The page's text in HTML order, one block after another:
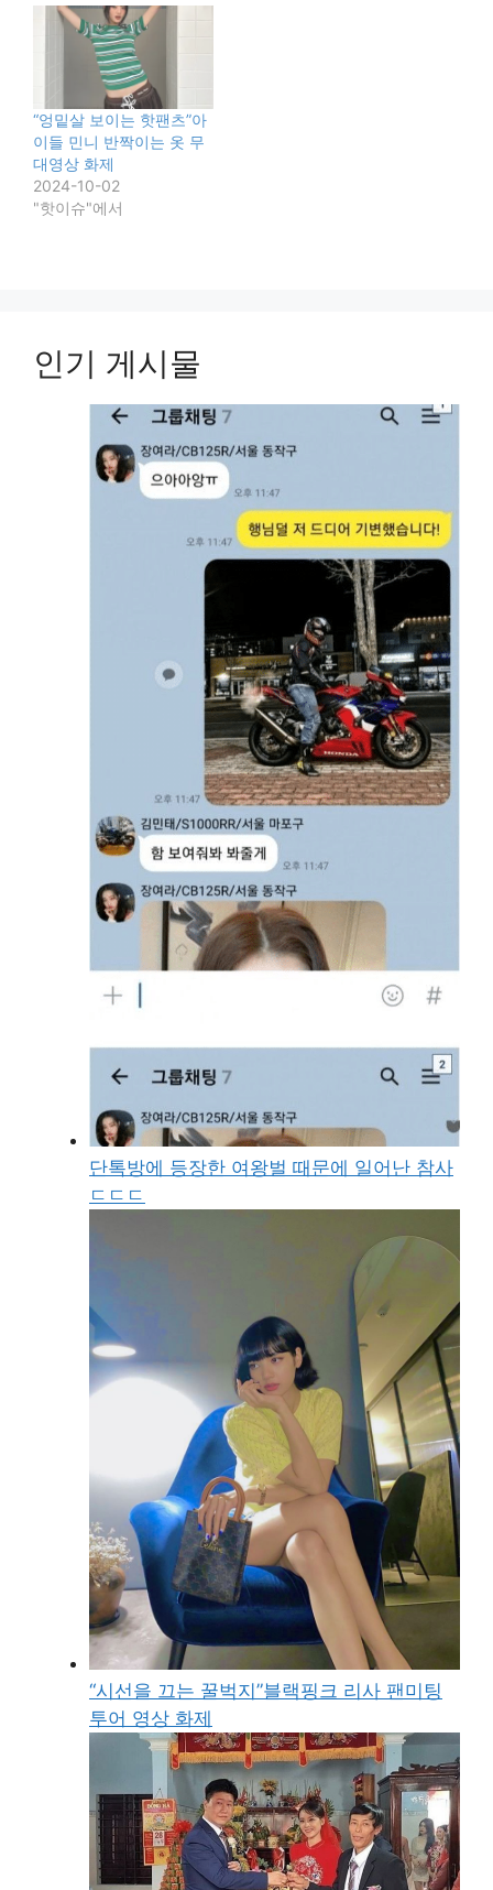
“엉밑살 보이는 핫팬츠”아
이들 민니 반짝이는 옷 무
대영상 화제
2024-10-02
"핫이슈"에서
인기 게시물
단톡방에 등장한 여왕벌 때문에 일어난 참사
ㄷㄷㄷ
“시선을 끄는 꿀벅지”블랙핑크 리사 팬미팅
투어 영상 화제